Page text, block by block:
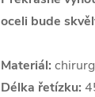
oceli bude
Materiál:
Délka řetízku: